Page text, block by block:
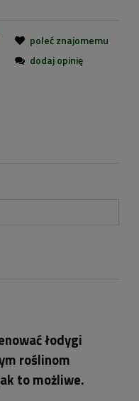
poleć znajomemu
dodaj opinię
łodygi
roślinom
to możliwe.